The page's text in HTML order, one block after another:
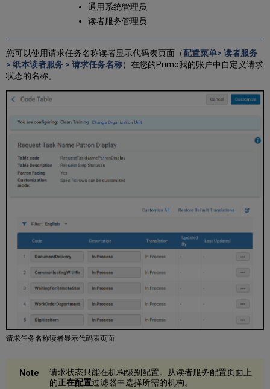
型
优
先
级
配
其
个
人
获
取
通用系统管理员
读者服务管理员
您可以使用请求任务名称读者显示代码表页面（配置菜单> 读者服务
> 纸本读者服务 > 请求任务名称）在您的Primo我的账户中自定义请求
状态的名称。
请求任务名称读者显示代码表页面
请求状态只能在机构级别配置。从读者服务配置页面上
的正在配置过滤器中选择所需的机构。